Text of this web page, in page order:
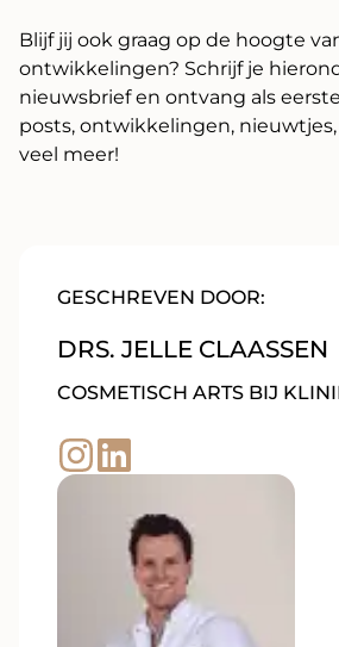
Blijf jij ook graag op de hoogte
ontwikkelingen? Schrijf je
nieuwsbrief en ontvang als
posts, ontwikkelingen,
veel meer!
GESCHREVEN DOOR:
DRS. JELLE CLAASSEN
COSMETISCH ARTS BIJ